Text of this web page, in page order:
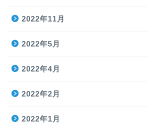
2022年11月
2022年5月
2022年4月
2022年2月
2022年1月